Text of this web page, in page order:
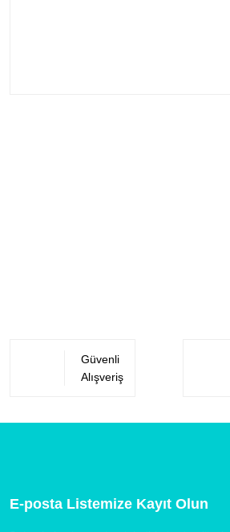
Güvenli
Alışveriş
E-posta Listemize Kayıt Olun